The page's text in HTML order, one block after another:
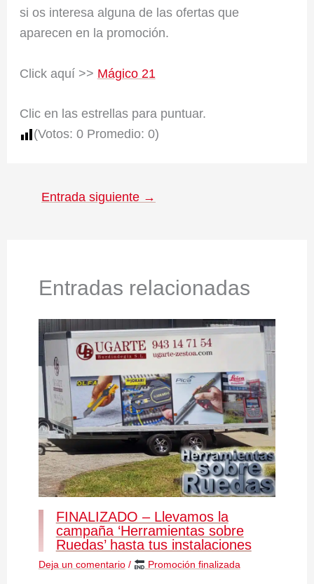
si os interesa alguna de las ofertas que
aparecen en la promoción.
Click aquí >> Mágico 21
Clic en las estrellas para puntuar.
(Votos: 0Promedio: 0)
Entrada siguiente →
Entradas relacionadas
FINALIZADO – Llevamos la
campaña ‘Herramientas sobre
Ruedas’ hasta tus instalaciones
Deja un comentario / Promoción finalizada